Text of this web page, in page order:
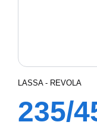
LASSA - REVOLA
235/